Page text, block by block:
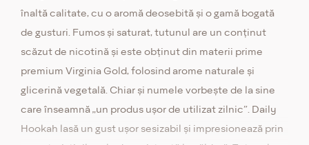
înaltă calitate, cu o aromă deosebită și o gamă bogată
de gusturi. Fumos și saturat, tutunul are un conținut
scăzut de nicotină și este obținut din materii prime
premium Virginia Gold, folosind arome naturale și
glicerină vegetală. Chiar și numele vorbește de la sine
care înseamnă „un produs ușor de utilizat zilnic”. Daily
Hookah lasă un gust ușor sesizabil și impresionează prin